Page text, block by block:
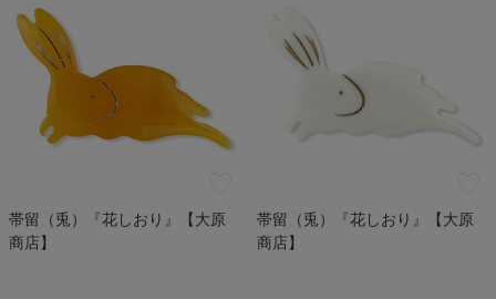
帯留（兎）『花しおり』【大原
商店】
帯留（兎）『花しおり』【大原
商店】